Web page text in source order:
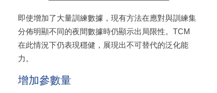
即使增加了大量訓練數據，現有方法在應對與訓練集
分佈明顯不同的夜間數據時仍顯示出局限性。TCM
在此情況下仍表現穩健，展現出不可替代的泛化能
力。
增加參數量